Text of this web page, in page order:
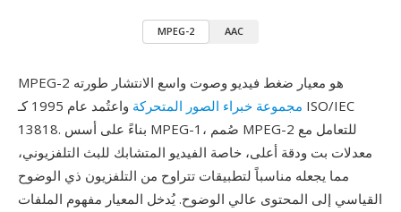
MPEG-2 AAC
MPEG-2 هو معيار ضغط فيديو وصوت واسع الانتشار طورته
مجموعة خبراء الصور المتحركة
واعتُمد عام 1995 كـ ISO/IEC
13818. بناءً على أسس MPEG-1، صُمم MPEG-2 للتعامل مع
معدلات بت ودقة أعلى، خاصة الفيديو المتشابك للبث التلفزيوني،
مما يجعله مناسباً لتطبيقات تتراوح من التلفزيون ذي الوضوح
القياسي إلى المحتوى عالي الوضوح. يُدخل المعيار مفهوم الملفات